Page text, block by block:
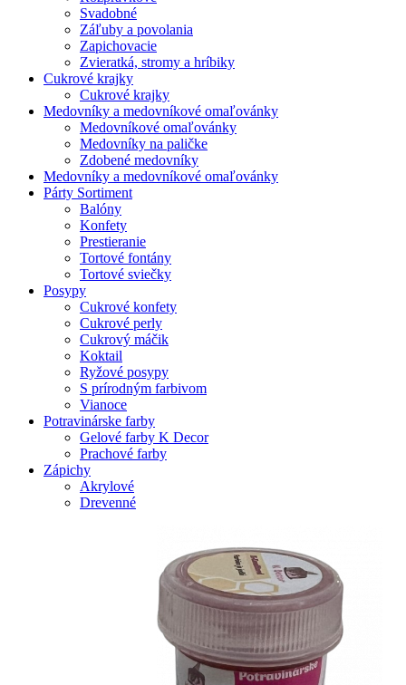
Svadobné
Záľuby a povolania
Zapichovacie
Zvieratká, stromy a hríbiky
Cukrové krajky
Cukrové krajky
Medovníky a medovníkové omaľovánky
Medovníkové omaľovánky
Medovníky na paličke
Zdobené medovníky
Medovníky a medovníkové omaľovánky
Párty Sortiment
Balóny
Konfety
Prestieranie
Tortové fontány
Tortové sviečky
Posypy
Cukrové konfety
Cukrové perly
Cukrový máčik
Koktail
Ryžové posypy
S prírodným farbivom
Vianoce
Potravinárske farby
Gelové farby K Decor
Prachové farby
Zápichy
Akrylové
Drevenné